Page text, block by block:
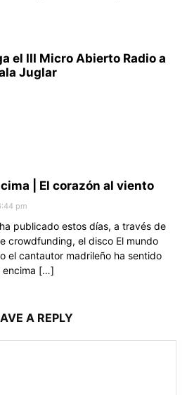
el III Micro Abierto Radio a
Juglar
| El corazón al viento
pm
publicado estos días, a través de
crowdfunding, el disco El mundo
el cantautor madrileño ha sentido
encima […]
A REPLY